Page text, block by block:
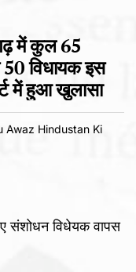
में कुल 65
विधायक इस
में हुआ खुलासा
Awaz Hindustan Ki
संशोधन विधेयक वापस